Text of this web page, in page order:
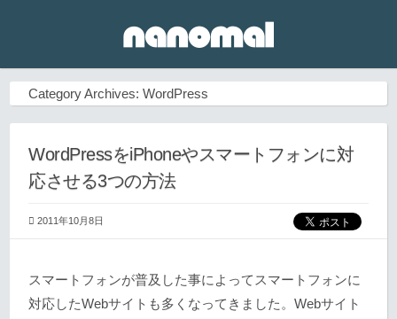
Category Archives:WordPress
WordPressをiPhoneやスマートフォンに対
応させる3つの方法
2011年10月8日
スマートフォンが普及した事によってスマートフォンに
対応したWebサイトも多くなってきました。Webサイト